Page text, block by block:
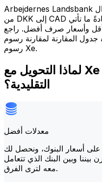
Arbejdernes Landsbank تعتمد تكاليف التحويل الدولي للأموال
من DKK إلى CAD على عوامل مثل مبلغ التحويل. عادةً ما تأتي
أقل وأسعار صرف أفضل. راجع
جدول المقارنة لمقارنة رسوم Arbejdernes Landsbank مع
رسوم Xe.
لماذا التحويل مع Xe بدلاً من البنوك
التقليدية؟
معدلات أفضل
على أسعار البنوك، ونحصل لك
بيننا وبين البنك الذي تتعامل
معه لترى الفرق.